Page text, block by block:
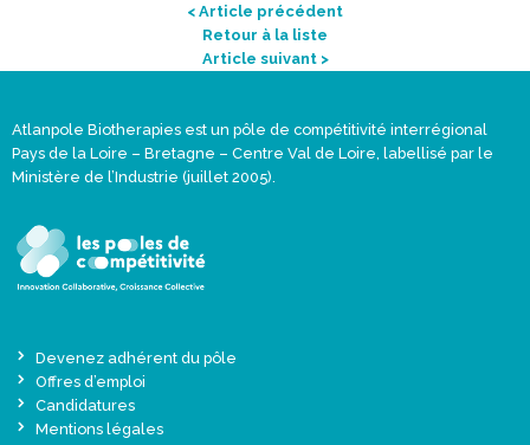
< Article précédent
Retour à la liste
Article suivant >
Atlanpole Biotherapies est un pôle de compétitivité interrégional
Pays de la Loire – Bretagne – Centre Val de Loire, labellisé par le
Ministère de l’Industrie (juillet 2005).
Devenez adhérent du pôle
Offres d’emploi
Candidatures
Mentions légales